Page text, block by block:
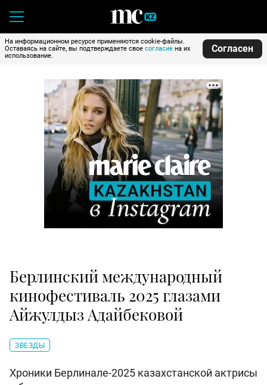
На информационном ресурсе применяются cookie-файлы.
Оставаясь на сайте, вы подтверждаете свое согласие на их
использование.
Согласен
Берлинский международный
кинофестиваль 2025 глазами
Айжулдыз Адайбековой
ЗВЕЗДЫ
Хроники Берлинале-2025 казахстанской актрисы